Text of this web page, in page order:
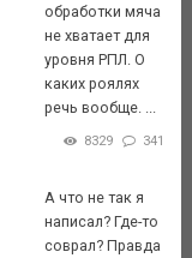
обработки мяча
не хватает для
уровня РПЛ. О
каких роялях
речь вообще. ...
8329 341
А что не так я
написал? Где-то
соврал? Правда